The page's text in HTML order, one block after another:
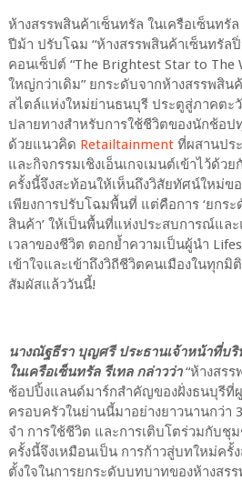
ห้างสรรพสินค้าเซ็นทรัล ในเครือเซ็นทรั
ปีม้า ปรับโฉม “ห้างสรรพสินค้าเซ็นทรัล
คอนเซ็ปต์ “The Brightest Star to The
ใหญ่กว่าเดิม” ยกระดับจากห้างสรรพสิ
สไตล์แห่งใหม่ย่านธนบุรี ประตูสู่ภาคตะ
ปลายทางสำหรับการใช้ชีวิตของนักช้อป
ด้วยแนวคิด Retailtainmentที่ผสานปร
และกิจกรรมเชิงเอ็นเกจเมนต์เข้าไว้ด้ว
ครั้งนี้จึงสะท้อนให้เห็นถึงวิสัยทัศน์ใหม่ข
เพียงการปรับโฉมพื้นที่ แต่คือการ ‘ยกร
สินค้า’ ให้เป็นพื้นที่แห่งประสบการณ์แล
เวลาของชีวิต ตอกย้ำความเป็นผู้นำ
เข้าใจและเข้าถึงวิถีชีวิตคนเมืองในทุก
สัมผัสแล้ววันนี้!
นางณัฐธีรา บุญศรี ประธานเจ้าหน้าที่บริ
ในเครือเซ็นทรัล รีเทล กล่าวว่า“ห้างสรร
ช้อปปิ้งแลนด์มาร์กสำคัญของฝั่งธนบุรีที่
ครอบครัวในย่านนี้มาอย่างยาวนานกว่า
จำ การใช้ชีวิต และการเติบโตร่วมกับชุ
ครั้งนี้จึงเหมือนเป็น การก้าวสู่บทใหม่ค
ตั้งใจในการยกระดับบทบาทของห้างสร